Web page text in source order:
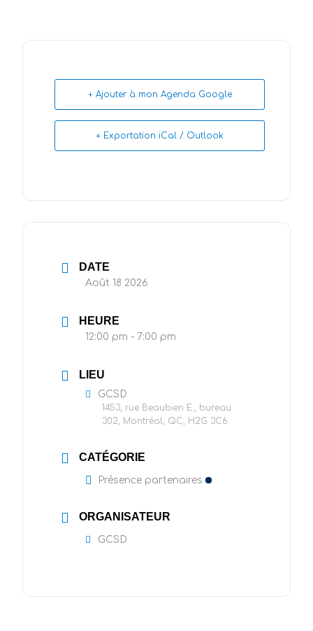
+ Ajouter à mon Agenda Google
+ Exportation iCal / Outlook
DATE
Août 18 2026
HEURE
12:00 pm - 7:00 pm
LIEU
GCSD
1453, rue Beaubien E., bureau
302, Montréal, QC, H2G 3C6
CATÉGORIE
Présence partenaires
ORGANISATEUR
GCSD